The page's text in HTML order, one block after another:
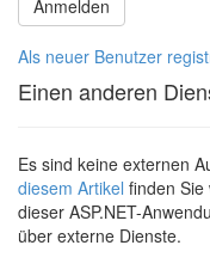
Als neuer Benutzer
Einen anderen
Es sind keine externen
diesem Artikel finden Sie
dieser ASP.NET-
über externe Dienste.